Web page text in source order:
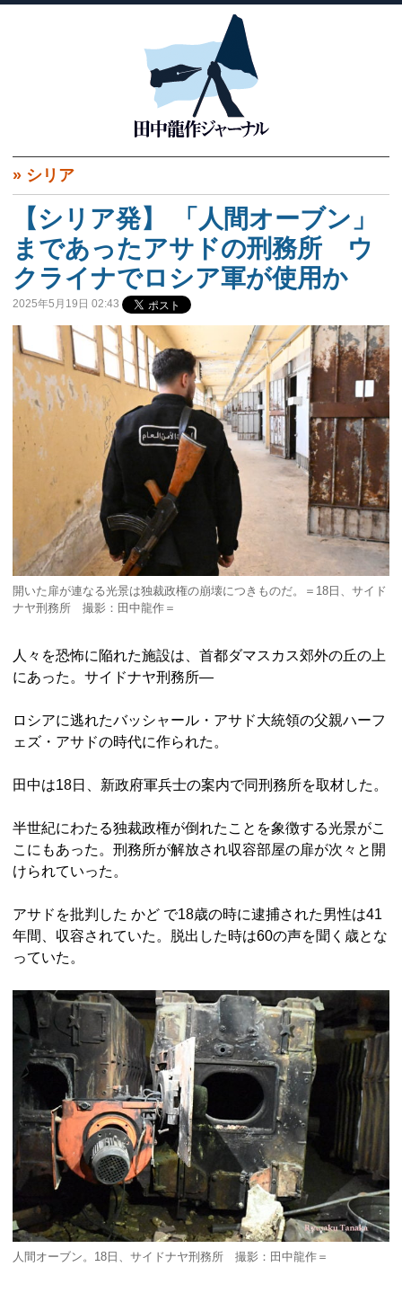
» シリア
【シリア発】 「人間オーブン」
まであったアサドの刑務所 ウ
クライナでロシア軍が使用か
2025年5月19日 02:43
開いた扉が連なる光景は独裁政権の崩壊につきものだ。＝18日、サイド
ナヤ刑務所 撮影：田中龍作＝
人々を恐怖に陥れた施設は、首都ダマスカス郊外の丘の上
にあった。サイドナヤ刑務所―
ロシアに逃れたバッシャール・アサド大統領の父親ハーフ
ェズ・アサドの時代に作られた。
田中は18日、新政府軍兵士の案内で同刑務所を取材した。
半世紀にわたる独裁政権が倒れたことを象徴する光景がこ
こにもあった。刑務所が解放され収容部屋の扉が次々と開
けられていった。
アサドを批判した かど で18歳の時に逮捕された男性は41
年間、収容されていた。脱出した時は60の声を聞く歳とな
っていた。
人間オーブン。18日、サイドナヤ刑務所 撮影：田中龍作＝